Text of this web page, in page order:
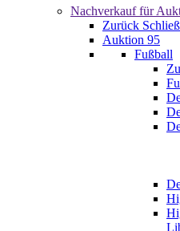
Nachverkauf für
Zurück
Auktion 95
Fußball